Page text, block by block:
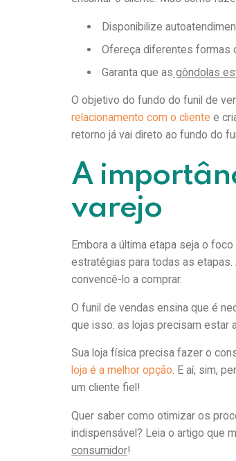
Disponibilize
Ofereça diferentes formas
Garanta que as gôndolas
O objetivo do fundo do funil de
relacionamento com o cliente e
retorno já vai direto ao fundo do
A
varejo
Embora a última etapa seja o
estratégias para todas as
convencê-lo a comprar.
O funil de vendas ensina que é
que isso: as lojas precisam estar
Sua loja física precisa fazer o
loja é a melhor opção. E aí, sim,
um cliente fiel!
Quer saber como otimizar os
indispensável? Leia o artigo que
consumidor!